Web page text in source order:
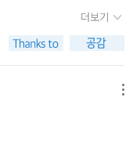
사람 , 짧은 시간 불같
.익숙할만하면 떠나야
는 쪽이 내가 보호받
그냥 친절하고 상냥할
우리들의 이야기. (이
개'와 함께 읽어도 좋
들이 남기고 갈 빈자리
고학력임에도 전업주부
자꾸 일을 가지라고 넌
을 만들어 놓고 가족
하고 떠나는 그.이 담
진실과 그것에 대한
달리다 한번씩 멈추고
기다리는 시간보다 끔
시 우리를 짓누르던 무
, 생각지도, 찾지도 않
새롭게 생긴 감정이 그
돌보아달라고 요구하
성성 이랄까, 그런 느낌
감정의 묘사가,소설 속
적으로 말하자면, 고국
다음 세대의 심리와 갈
며 현실에 적응하려는
계들, 그 속에서 그저
, 친구이기도 했다. 소
더보기